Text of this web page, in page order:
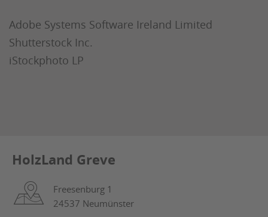
Adobe Systems Software Ireland Limited
Shutterstock Inc.
iStockphoto LP
HolzLand Greve
Freesenburg 1
24537 Neumünster